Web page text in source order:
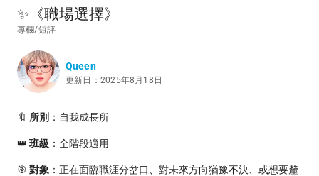
✨《職場選擇》
專欄/短評
Queen
更新日：2025年8月18日
🔖 所別 ：自我成長所
👑 班級 ：全階段適用
🎯 對象 ：正在面臨職涯分岔口、對未來方向猶豫不決、或想要釐